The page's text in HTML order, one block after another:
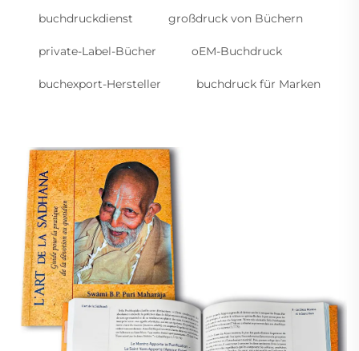
buchdruckdienst großdruck von Büchern
private-Label-Bücher oEM-Buchdruck
buchexport-Hersteller buchdruck für Marken